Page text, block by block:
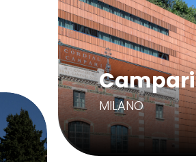
Campari
MILANO